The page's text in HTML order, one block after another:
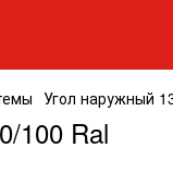
Угол наружный
100 Ral